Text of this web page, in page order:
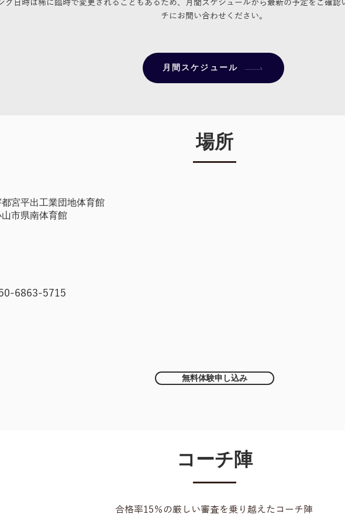
グ日時は稀に臨時で変更されることもあるため、月間スケジュールから最新の予定をご確
チにお問い合わせください。
月間スケジュール
場所
都宮平出工業団地体育館
山市県南体育館
6863-5715
無料体験申し込み
コーチ陣
​合格率15％の厳しい審査を乗り越えた コーチ陣